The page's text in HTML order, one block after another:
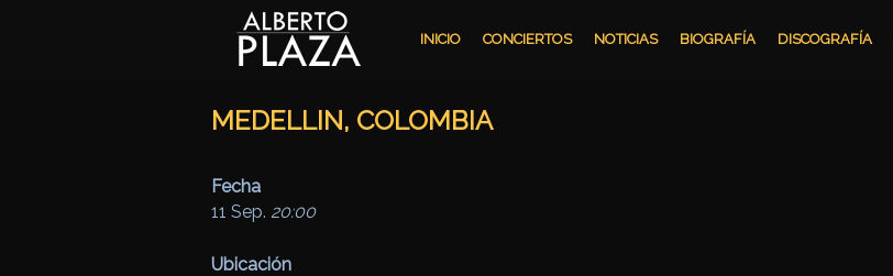
INICIO CONCIERTOS NOTICIAS BIOGRAFÍA DISCOGRAFÍA
MEDELLIN, COLOMBIA
Fecha
11 Sep. 20:00
Ubicación